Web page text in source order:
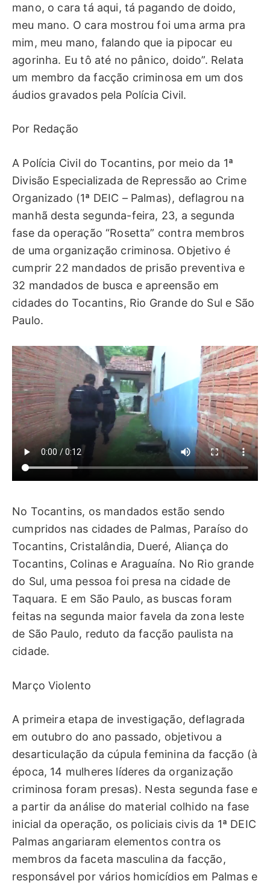
mano, o cara tá aqui, tá pagando de doido,
meu mano. O cara mostrou foi uma arma pra
mim, meu mano, falando que ia pipocar eu
agorinha. Eu tô até no pânico, doido”. Relata
um membro da facção criminosa em um dos
áudios gravados pela Polícia Civil.
Por Redação
A Polícia Civil do Tocantins, por meio da 1ª
Divisão Especializada de Repressão ao Crime
Organizado (1ª DEIC – Palmas), deflagrou na
manhã desta segunda-feira, 23, a segunda
fase da operação “Rosetta” contra membros
de uma organização criminosa. Objetivo é
cumprir 22 mandados de prisão preventiva e
32 mandados de busca e apreensão em
cidades do Tocantins, Rio Grande do Sul e São
Paulo.
No Tocantins, os mandados estão sendo
cumpridos nas cidades de Palmas, Paraíso do
Tocantins, Cristalândia, Dueré, Aliança do
Tocantins, Colinas e Araguaína. No Rio grande
do Sul, uma pessoa foi presa na cidade de
Taquara. E em São Paulo, as buscas foram
feitas na segunda maior favela da zona leste
de São Paulo, reduto da facção paulista na
cidade.
Março Violento
A primeira etapa de investigação, deflagrada
em outubro do ano passado, objetivou a
desarticulação da cúpula feminina da facção (à
época, 14 mulheres líderes da organização
criminosa foram presas). Nesta segunda fase e
a partir da análise do material colhido na fase
inicial da operação, os policiais civis da 1ª DEIC
Palmas angariaram elementos contra os
membros da faceta masculina da facção,
responsável por vários homicídios em Palmas e